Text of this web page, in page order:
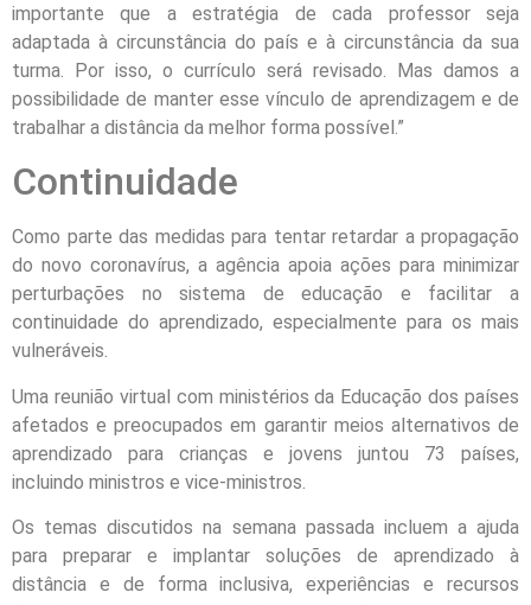
importante que a estratégia de cada professor seja
adaptada à circunstância do país e à circunstância da sua
turma. Por isso, o currículo será revisado. Mas damos a
possibilidade de manter esse vínculo de aprendizagem e de
trabalhar a distância da melhor forma possível.”
Continuidade
Como parte das medidas para tentar retardar a propagação
do novo coronavírus, a agência apoia ações para minimizar
perturbações no sistema de educação e facilitar a
continuidade do aprendizado, especialmente para os mais
vulneráveis.
Uma reunião virtual com ministérios da Educação dos países
afetados e preocupados em garantir meios alternativos de
aprendizado para crianças e jovens juntou 73 países,
incluindo ministros e vice-ministros.
Os temas discutidos na semana passada incluem a ajuda
para preparar e implantar soluções de aprendizado à
distância e de forma inclusiva, experiências e recursos